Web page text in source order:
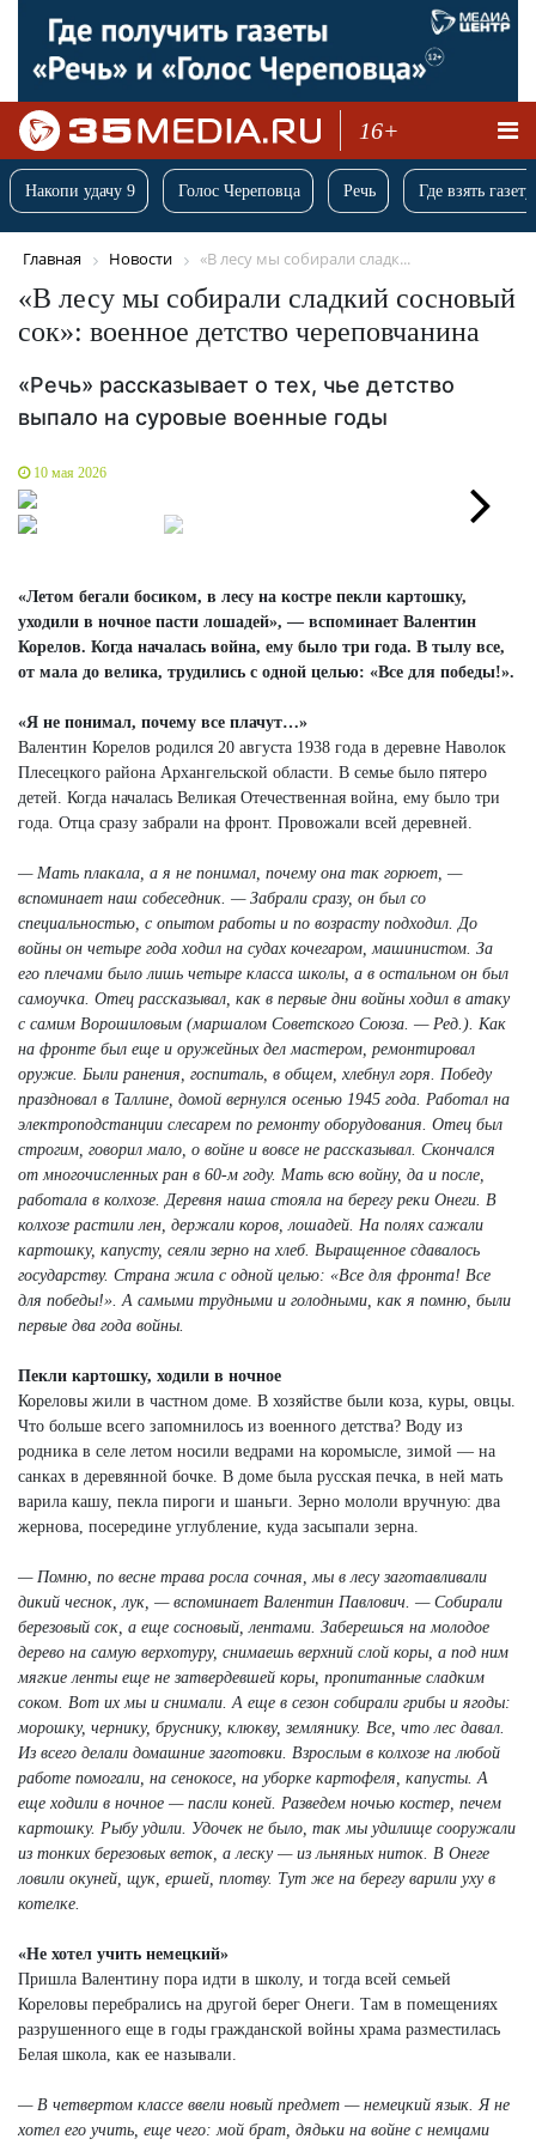
16+
Накопи удачу 9 Голос Череповца Речь Где взять
Главная Новости «В лесу мы собирали сладк...
«В лесу мы собирали сладкий сосновый
сок»: военное детство череповчанина
«Речь» рассказывает о тех, чье детство
выпало на суровые военные годы
10 мая 2026
«Летом бегали босиком, в лесу на костре пекли картошку,
уходили в ночное пасти лошадей», — вспоминает Валентин
Корелов. Когда началась война, ему было три года. В тылу все,
от мала до велика, трудились с одной целью: «Все для победы!».
«Я не понимал, почему все плачут…»
Валентин Корелов родился 20 августа 1938 года в деревне Наволок
Плесецкого района Архангельской области. В семье было пятеро
детей. Когда началась Великая Отечественная война, ему было три
года. Отца сразу забрали на фронт. Провожали всей деревней.
— Мать плакала, а я не понимал, почему она так горюет, —
вспоминает наш собеседник. — Забрали сразу, он был со
специальностью, с опытом работы и по возрасту подходил. До
войны он четыре года ходил на судах кочегаром, машинистом. За
его плечами было лишь четыре класса школы, а в остальном он был
самоучка. Отец рассказывал, как в первые дни войны ходил в атаку
с самим Ворошиловым (маршалом Советского Союза. — Ред.). Как
на фронте был еще и оружейных дел мастером, ремонтировал
оружие. Были ранения, госпиталь, в общем, хлебнул горя. Победу
праздновал в Таллине, домой вернулся осенью 1945 года. Работал на
электроподстанции слесарем по ремонту оборудования. Отец был
строгим, говорил мало, о войне и вовсе не рассказывал. Скончался
от многочисленных ран в 60-м году. Мать всю войну, да и после,
работала в колхозе. Деревня наша стояла на берегу реки Онеги. В
колхозе растили лен, держали коров, лошадей. На полях сажали
картошку, капусту, сеяли зерно на хлеб. Выращенное сдавалось
государству. Страна жила с одной целью: «Все для фронта! Все
для победы!». А самыми трудными и голодными, как я помню, были
первые два года войны.
Пекли картошку, ходили в ночное
Кореловы жили в частном доме. В хозяйстве были коза, куры, овцы.
Что больше всего запомнилось из военного детства? Воду из
родника в селе летом носили ведрами на коромысле, зимой — на
санках в деревянной бочке. В доме была русская печка, в ней мать
варила кашу, пекла пироги и шаньги. Зерно мололи вручную: два
жернова, посередине углубление, куда засыпали зерна.
— Помню, по весне трава росла сочная, мы в лесу заготавливали
дикий чеснок, лук, — вспоминает Валентин Павлович. — Собирали
березовый сок, а еще сосновый, лентами. Заберешься на молодое
дерево на самую верхотуру, снимаешь верхний слой коры, а под ним
мягкие ленты еще не затвердевшей коры, пропитанные сладким
соком. Вот их мы и снимали. А еще в сезон собирали грибы и ягоды:
морошку, чернику, бруснику, клюкву, землянику. Все, что лес давал.
Из всего делали домашние заготовки. Взрослым в колхозе на любой
работе помогали, на сенокосе, на уборке картофеля, капусты. А
еще ходили в ночное — пасли коней. Разведем ночью костер, печем
картошку. Рыбу удили. Удочек не было, так мы удилище сооружали
из тонких березовых веток, а леску — из льняных ниток. В Онеге
ловили окуней, щук, ершей, плотву. Тут же на берегу варили уху в
котелке.
«Не хотел учить немецкий»
Пришла Валентину пора идти в школу, и тогда всей семьей
Кореловы перебрались на другой берег Онеги. Там в помещениях
разрушенного еще в годы гражданской войны храма разместилась
Белая школа, как ее называли.
— В четвертом классе ввели новый предмет — немецкий язык. Я не
хотел его учить, еще чего: мой брат, дядьки на войне с немцами